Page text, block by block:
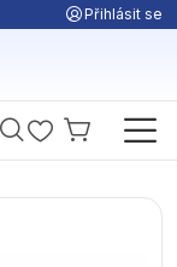
Přihlásit se